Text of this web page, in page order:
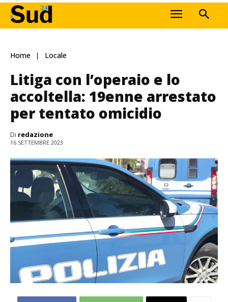
Home Locale
Litiga con l’operaio e lo
accoltella: 19enne arrestato
per tentato omicidio
Di redazione
16 SETTEMBRE 2023